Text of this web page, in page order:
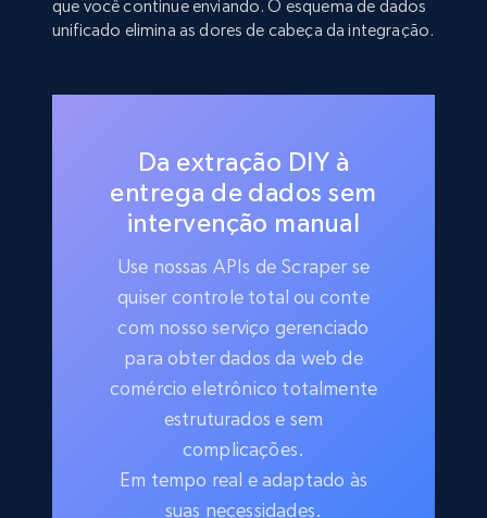
que você continue enviando. O esquema de dados
unificado elimina as dores de cabeça da integração.
Da extração DIY à
entrega de dados sem
intervenção manual
Use nossas APIs de Scraper se
quiser controle total ou conte
com nosso serviço gerenciado
para obter dados da web de
comércio eletrônico totalmente
estruturados e sem
complicações.
Em tempo real e adaptado às
suas necessidades.